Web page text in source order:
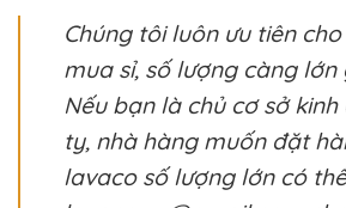
Chúng tôi luôn ưu tiên
mua sỉ, số lượng càng
Nếu bạn là chủ cơ sở
ty, nhà hàng muốn đặt
lavaco số lượng lớn có